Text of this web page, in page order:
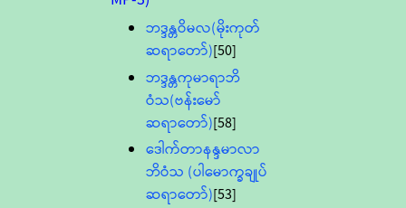
ဘဒ္ဒန္တဝိမလ(မိုးကုတ်
ဆရာတော်)[50]
ဘဒ္ဒန္တကုမာရာဘိ
ဝံသ(ဗန်းမော်
ဆရာတော်)[58]
ဒေါက်တာနန္ဒမာလာ
ဘိဝံသ (ပါမောက္ခချုပ်
ဆရာတော်)[53]